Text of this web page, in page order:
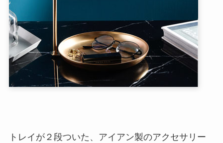
トレイが２段ついた、アイアン製のアクセサリー